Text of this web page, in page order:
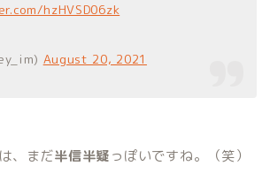
hzHVSD06zk
August 20, 2021
、まだ半信半疑っぽいですね。（笑）